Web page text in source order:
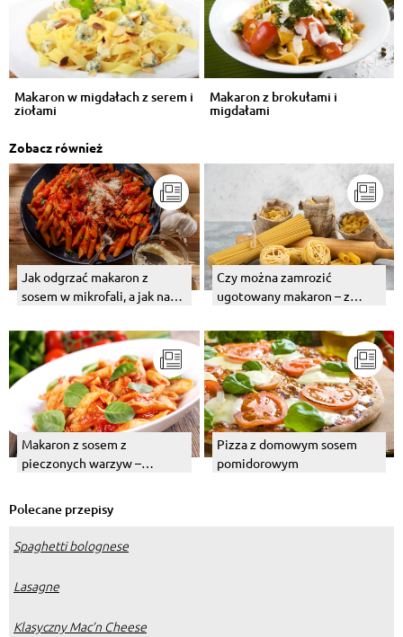
Makaron w migdałach z serem i
ziołami
Makaron z brokułami i
migdałami
Zobacz również
Jak odgrzać makaron z
sosem w mikrofali, a jak na
Czy można zamrozić
ugotowany makaron – z
Makaron z sosem z
pieczonych warzyw –
sos?
Pizza z domowym sosem
pomidorowym
Polecane przepisy
Spaghetti bolognese
Lasagne
Klasyczny Mac’n Cheese